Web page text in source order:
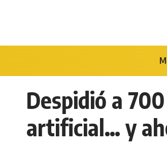
Despidió a
artificial… y